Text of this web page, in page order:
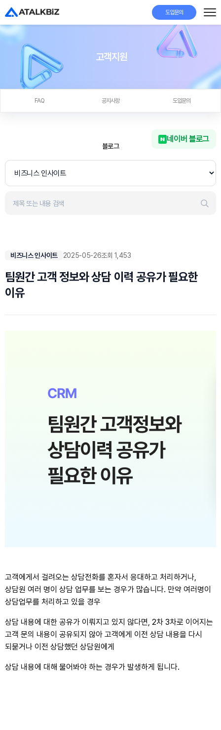
도입문의
고객지원
FAQ 공지사항 도입문의
블로그
네이버 블로그
비즈니스 인사이트 2025-05-26조회 1,453
팀원간 고객 정보와 상담 이력 공유가 필요한
이유
고객에게서 걸려오는 상담전화를 혼자서 응대하고 처리하거나,
상담원 여러 명이 상담 업무를 보는 경우가 많습니다. 만약 여러명이
상담업무를 처리하고 있을 경우
상담 내용에 대한 공유가 이뤄지고 있지 않다면, 2차 3차로 이어지는
고객 문의 내용이 공유되지 않아 고객에게 이전 상담 내용을 다시
되묻거나 이전 상담했던 상담원에게
상담 내용에 대해 물어봐야 하는 경우가 발생하게 됩니다.